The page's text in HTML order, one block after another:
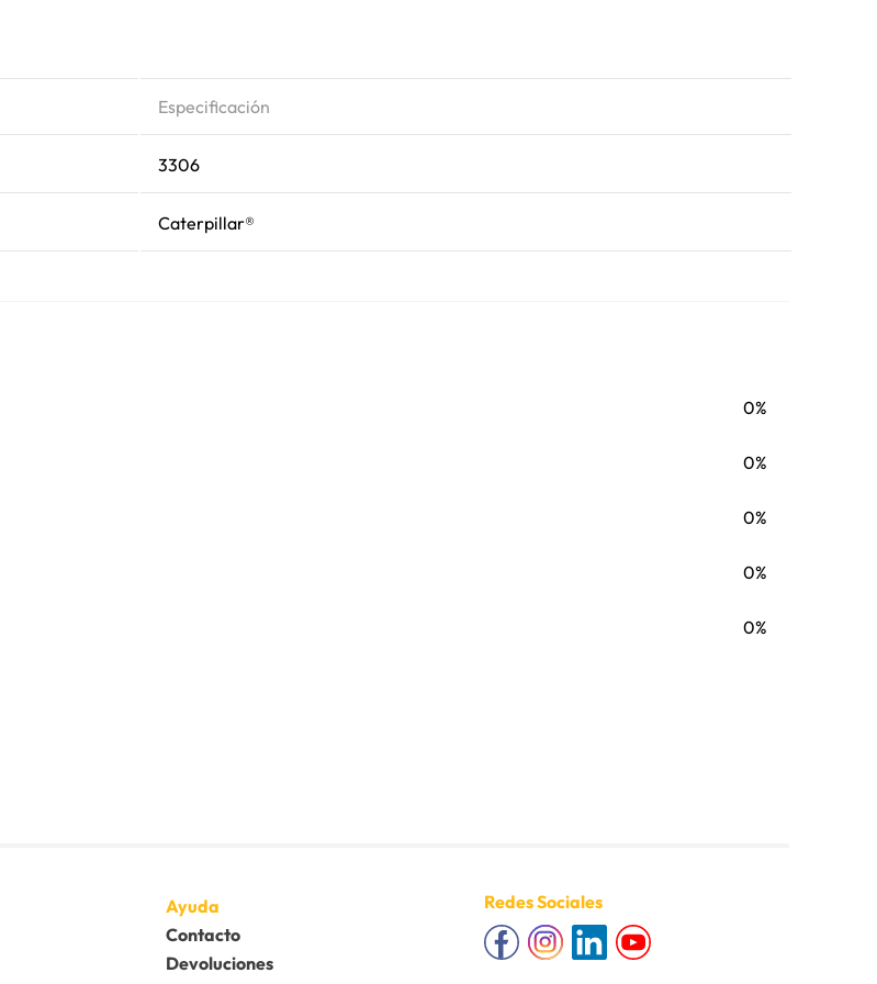
Especificación
3306
Caterpillar®
0%
0%
0%
0%
0%
Ayuda
Contacto
Devoluciones
Redes Sociales